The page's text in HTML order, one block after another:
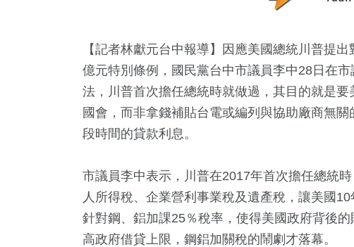
【記者林獻元台中報導】因應美國總統川普提
億元特別條例，國民黨台中市議員李中28日在
法，川普首次擔任總統時就做過，其目的就是
國會，而非拿錢補貼台電或編列與協助廠商無
段時間的貸款利息。
市議員李中表示，川普在2017年首次擔任總統
人所得稅、企業營利事業稅及遺產稅，讓美國
針對鋼、鋁加課25％稅率，使得美國政府背後
高政府借貸上限，鋼鋁加關稅的鬧劇才落幕。